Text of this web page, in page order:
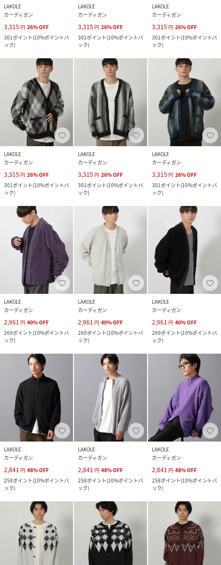
LAKOLE
カーディガン
3,315 円 26%OFF
301ポイント(10%ポイントバ
ック)
LAKOLE
カーディガン
3,315 円 26%OFF
301ポイント(10%ポイントバ
ック)
LAKOLE
カーディガン
3,315 円 26%OFF
301ポイント(10%ポイントバ
ック)
LAKOLE
カーディガン
3,315 円 26%OFF
301ポイント(10%ポイントバ
ック)
LAKOLE
カーディガン
3,315 円 26%OFF
301ポイント(10%ポイントバ
ック)
LAKOLE
カーディガン
3,315 円 26%OFF
301ポイント(10%ポイントバ
ック)
LAKOLE
カーディガン
2,961 円 40%OFF
269ポイント(10%ポイントバ
ック)
LAKOLE
カーディガン
2,961 円 40%OFF
269ポイント(10%ポイントバ
ック)
LAKOLE
カーディガン
2,961 円 40%OFF
269ポイント(10%ポイントバ
ック)
LAKOLE
カーディガン
2,841 円 48%OFF
258ポイント(10%ポイントバ
ック)
LAKOLE
カーディガン
2,841 円 48%OFF
258ポイント(10%ポイントバ
ック)
LAKOLE
カーディガン
2,841 円 48%OFF
258ポイント(10%ポイントバ
ック)